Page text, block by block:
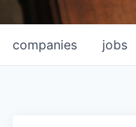
jobs
companies